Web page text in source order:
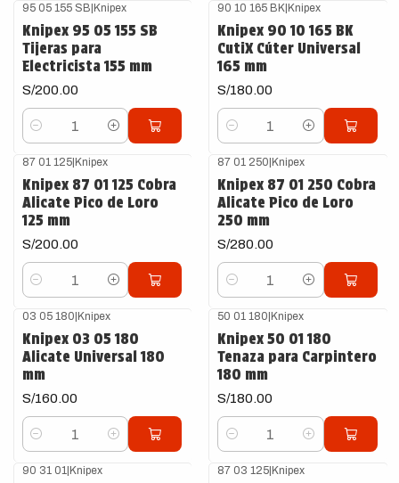
95 05 155 SB|Knipex
Knipex 95 05 155 SB
Tijeras para
Electricista 155 mm
S/200.00
Cantidad
90 10 165 BK|Knipex
Knipex 90 10 165 BK
CutiX Cúter Universal
165 mm
S/180.00
Cantidad
87 01 125|Knipex
Knipex 87 01 125 Cobra
Alicate Pico de Loro
125 mm
S/200.00
Cantidad
87 01 250|Knipex
Knipex 87 01 250 Cobra
Alicate Pico de Loro
250 mm
S/280.00
Cantidad
03 05 180|Knipex
Knipex 03 05 180
Alicate Universal 180
mm
S/160.00
Cantidad
50 01 180|Knipex
Knipex 50 01 180
Tenaza para Carpintero
180 mm
S/180.00
Cantidad
90 31 01 |Knipex 87 03 125|Knipex